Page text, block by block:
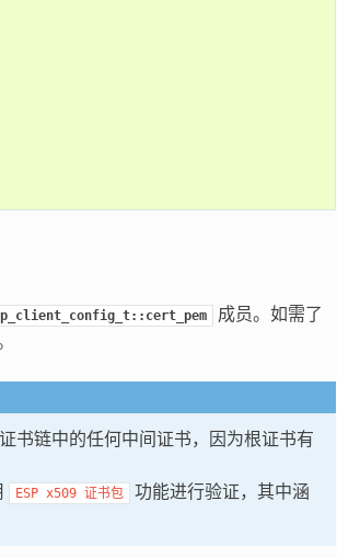
成员。如需了
书链中的任何中间证书，因为根证书有
ESP x509 证书包
功能进行验证，其中涵